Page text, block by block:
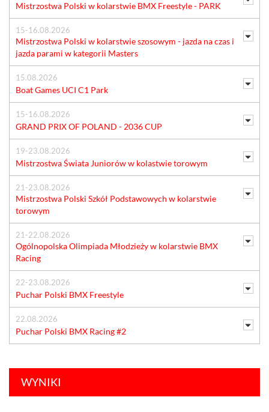
Mistrzostwa Polski w kolarstwie BMX Freestyle - PARK
15-16.08.2026
Mistrzostwa Polski w kolarstwie szosowym - jazda na czas i
jazda parami w kategorii Masters
15.08.2026
Boat Games UCI C1 Park
15-16.08.2026
GRAND PRIX OF POLAND - 2036 CUP
19-23.08.2026
Mistrzostwa Świata Juniorów w kolastwie torowym
21-23.08.2026
Mistrzostwa Polski Szkół Podstawowych w kolarstwie
torowym
21-22.08.2026
Ogólnopolska Olimpiada Młodzieży w kolarstwie BMX
Racing
22-23.08.2026
Puchar Polski BMX Freestyle
22.08.2026
Puchar Polski BMX Racing #2
WYNIKI